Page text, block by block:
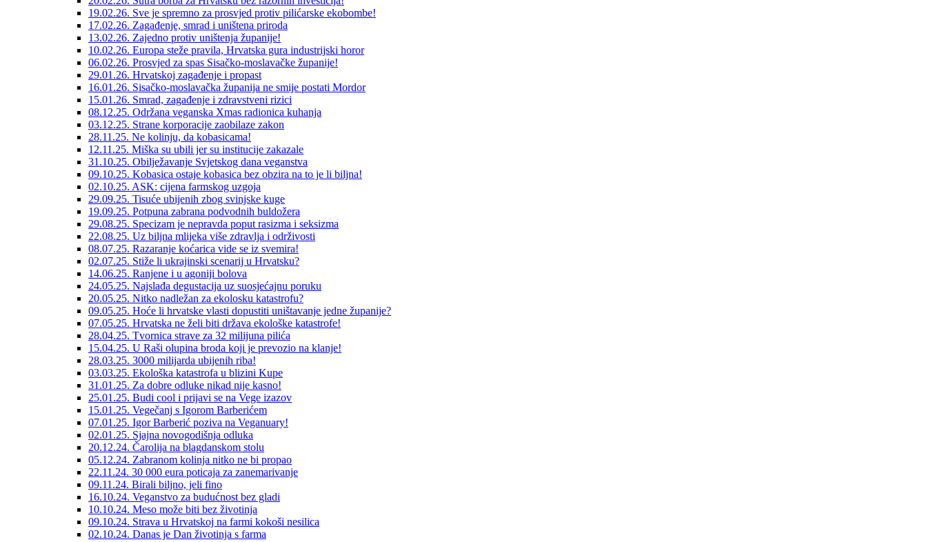
19.02.26. Sve je spremno za prosvjed protiv pilićarske ekobombe!
17.02.26. Zagađenje, smrad i uništena priroda
13.02.26. Zajedno protiv uništenja županije!
10.02.26. Europa steže pravila, Hrvatska gura industrijski horor
06.02.26. Prosvjed za spas Sisačko-moslavačke županije!
29.01.26. Hrvatskoj zagađenje i propast
16.01.26. Sisačko-moslavačka županija ne smije postati Mordor
15.01.26. Smrad, zagađenje i zdravstveni rizici
08.12.25. Održana veganska Xmas radionica kuhanja
03.12.25. Strane korporacije zaobilaze zakon
28.11.25. Ne kolinju, da kobasicama!
12.11.25. Miška su ubili jer su institucije zakazale
31.10.25. Obilježavanje Svjetskog dana veganstva
09.10.25. Kobasica ostaje kobasica bez obzira na to je li biljna!
02.10.25. ASK: cijena farmskog uzgoja
29.09.25. Tisuće ubijenih zbog svinjske kuge
19.09.25. Potpuna zabrana podvodnih buldožera
29.08.25. Specizam je nepravda poput rasizma i seksizma
22.08.25. Uz biljna mlijeka više zdravlja i održivosti
08.07.25. Razaranje koćarica vide se iz svemira!
02.07.25. Stiže li ukrajinski scenarij u Hrvatsku?
14.06.25. Ranjene i u agoniji bolova
24.05.25. Najslađa degustacija uz suosjećajnu poruku
20.05.25. Nitko nadležan za ekolosku katastrofu?
09.05.25. Hoće li hrvatske vlasti dopustiti uništavanje jedne županije?
07.05.25. Hrvatska ne želi biti država ekološke katastrofe!
28.04.25. Tvornica strave za 32 milijuna pilića
15.04.25. U Raši olupina broda koji je prevozio na klanje!
28.03.25. 3000 milijarda ubijenih riba!
03.03.25. Ekološka katastrofa u blizini Kupe
31.01.25. Za dobre odluke nikad nije kasno!
25.01.25. Budi cool i prijavi se na Vege izazov
15.01.25. Vegečanj s Igorom Barberićem
07.01.25. Igor Barberić poziva na Veganuary!
02.01.25. Sjajna novogodišnja odluka
20.12.24. Čarolija na blagdanskom stolu
05.12.24. Zabranom kolinja nitko ne bi propao
22.11.24. 30 000 eura poticaja za zanemarivanje
09.11.24. Birali biljno, jeli fino
16.10.24. Veganstvo za budućnost bez gladi
10.10.24. Meso može biti bez životinja
09.10.24. Strava u Hrvatskoj na farmi kokoši nesilica
02.10.24. Danas je Dan životinja s farma